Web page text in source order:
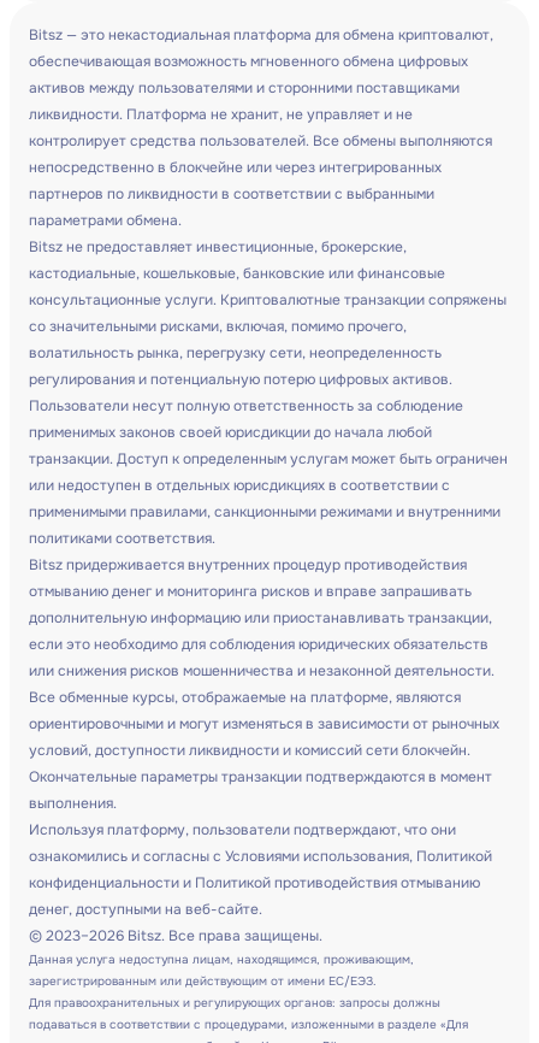
Bitsz — это некастодиальная платформа для обмена криптовалют,
обеспечивающая возможность мгновенного обмена цифровых
активов между пользователями и сторонними поставщиками
ликвидности. Платформа не хранит, не управляет и не
контролирует средства пользователей. Все обмены выполняются
непосредственно в блокчейне или через интегрированных
партнеров по ликвидности в соответствии с выбранными
параметрами обмена.
Bitsz не предоставляет инвестиционные, брокерские,
кастодиальные, кошельковые, банковские или финансовые
консультационные услуги. Криптовалютные транзакции сопряжены
со значительными рисками, включая, помимо прочего,
волатильность рынка, перегрузку сети, неопределенность
регулирования и потенциальную потерю цифровых активов.
Пользователи несут полную ответственность за соблюдение
применимых законов своей юрисдикции до начала любой
транзакции. Доступ к определенным услугам может быть ограничен
или недоступен в отдельных юрисдикциях в соответствии с
применимыми правилами, санкционными режимами и внутренними
политиками соответствия.
Bitsz придерживается внутренних процедур противодействия
отмыванию денег и мониторинга рисков и вправе запрашивать
дополнительную информацию или приостанавливать транзакции,
если это необходимо для соблюдения юридических обязательств
или снижения рисков мошенничества и незаконной деятельности.
Все обменные курсы, отображаемые на платформе, являются
ориентировочными и могут изменяться в зависимости от рыночных
условий, доступности ликвидности и комиссий сети блокчейн.
Окончательные параметры транзакции подтверждаются в момент
выполнения.
Используя платформу, пользователи подтверждают, что они
ознакомились и согласны с Условиями использования, Политикой
конфиденциальности и Политикой противодействия отмыванию
денег, доступными на веб-сайте.
© 2023–2026 Bitsz. Все права защищены.
Данная услуга недоступна лицам, находящимся, проживающим,
зарегистрированным или действующим от имени ЕС/ЕЭЗ.
Для правоохранительных и регулирующих органов: запросы должны
подаваться в соответствии с процедурами, изложенными в разделе «Для